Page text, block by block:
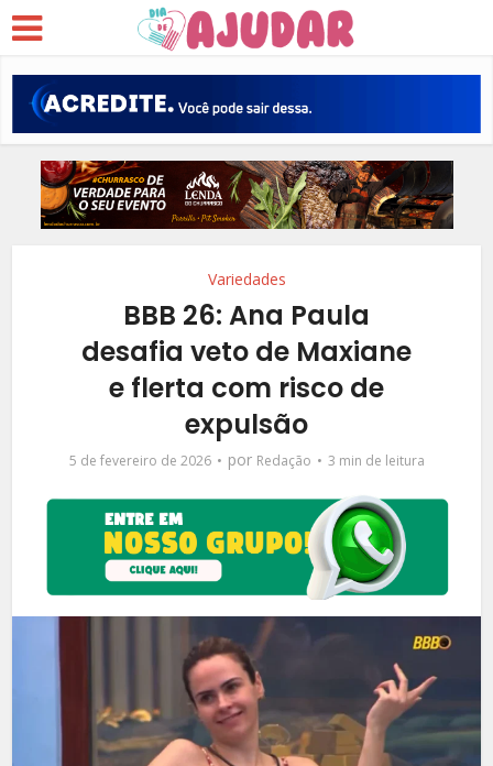
Variedades
BBB 26: Ana Paula
desafia veto de Maxiane
e flerta com risco de
expulsão
5 de fevereiro de 2026 por Redação 3 min de leitura